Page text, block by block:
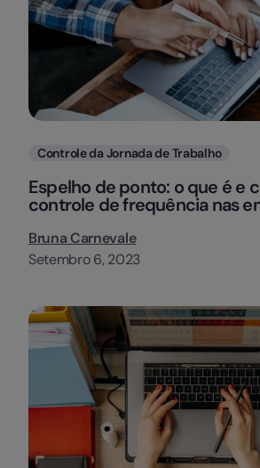
Categorias
Controle da Jornada de Trabalho
Espelho de ponto: o que é e
controle de frequência nas
Bruna Carnevale
Setembro 6, 2023